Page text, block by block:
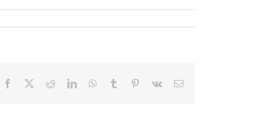
Facebook RedditLinkedInWhatsApp
Tumblr Pinterest
Vk Email